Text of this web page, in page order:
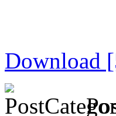
Download